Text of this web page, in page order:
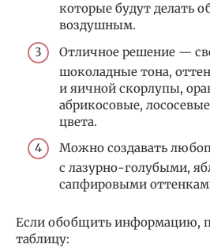
которые будут делать
воздушным.
Отличное решение —
шоколадные тона,
и яичной скорлупы,
абрикосовые,
цвета.
Можно создавать
с лазурно-голубыми,
сапфировыми
Если обобщить информацию,
таблицу: